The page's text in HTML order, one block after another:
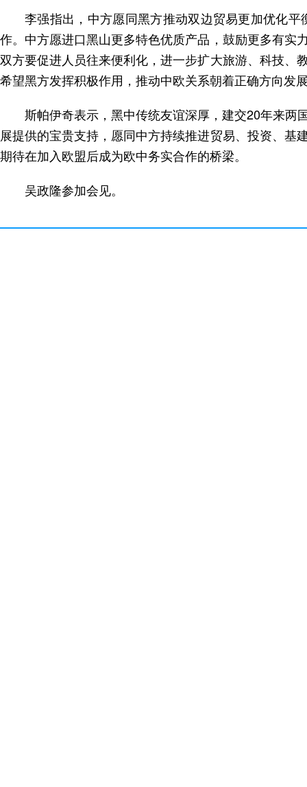
李强指出，中方愿同黑方推动双边贸易更加优化
作。中方愿进口黑山更多特色优质产品，鼓励更多有实
双方要促进人员往来便利化，进一步扩大旅游、科技、
希望黑方发挥积极作用，推动中欧关系朝着正确方向发
斯帕伊奇表示，黑中传统友谊深厚，建交20年来
展提供的宝贵支持，愿同中方持续推进贸易、投资、
期待在加入欧盟后成为欧中务实合作的桥梁。
吴政隆参加会见。